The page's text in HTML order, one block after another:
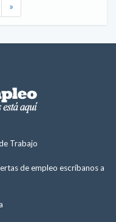
»
Trabajo
de empleo escríbanos a